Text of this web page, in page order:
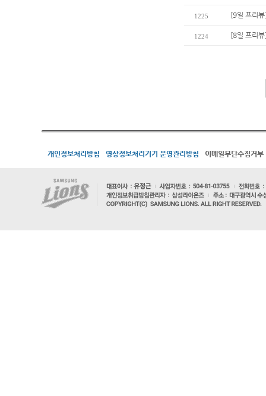
1225 [9일 프리
1224 [8일 프리
개인정보처리방침 영상정보처리기기 운영관리방침 이메일무단수집거부